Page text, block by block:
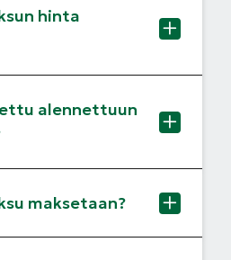
hinta
alennettuun
maksetaan?